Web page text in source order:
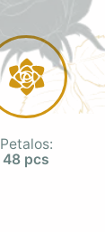
Petalos:
48 pcs